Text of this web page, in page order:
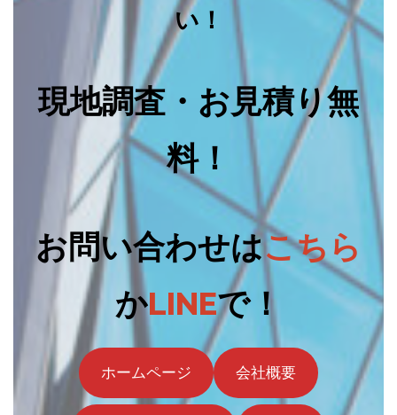
い！
現地調査・お見積り無
料！
お問い合わせはこちら
かLINEで！
ホームページ 会社概要